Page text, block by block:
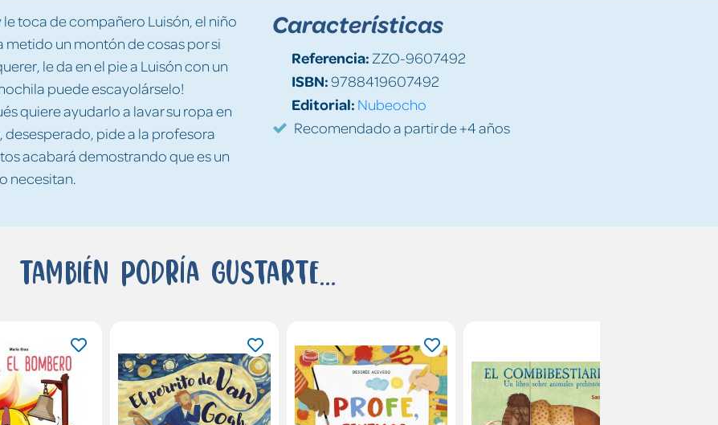
toca de compañero Luisón, el niño
metido un montón de cosas por si
le da en el pie a Luisón con un
puede escayolárselo!
quiere ayudarlo a lavar su ropa en
desesperado, pide a la profesora
acabará demostrando que es un
necesitan.
Características
Referencia: ZZO-9607492
ISBN:9788419607492
Editorial: Nubeocho
Recomendado a partir de +4 años
También podría gustarte...